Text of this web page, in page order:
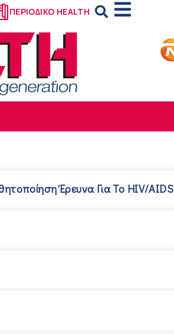
ΠΕΡΙΟΔΙΚΟ HEALTH
Έρευνα Για Το HIV/AIDS